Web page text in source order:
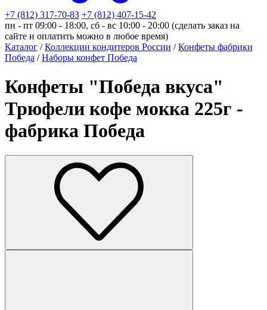
+7 (812) 317-70-83 +7 (812) 407-15-42
пн - пт 09:00 - 18:00, сб - вс 10:00 - 20:00 (сделать заказ на
сайте и оплатить можно в любое время)
Каталог / Коллекции кондитеров России / Конфеты фабрики
Победа / Наборы конфет Победа
Конфеты "Победа вкуса"
Трюфели кофе мокка 225г -
фабрика Победа